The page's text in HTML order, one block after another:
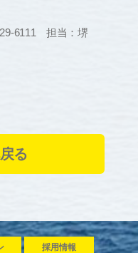
6111 担当：堺
る
採用情報